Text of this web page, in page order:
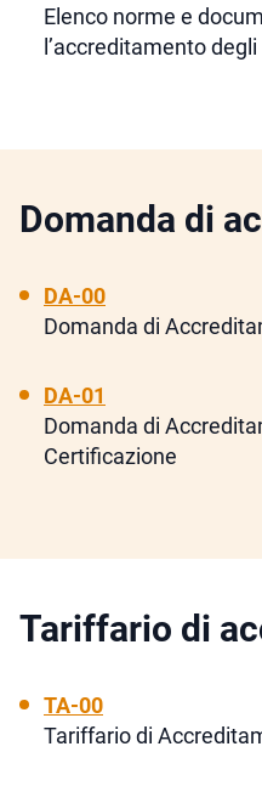
Elenco norme e
l’accreditamento
Domanda di
DA-00
Domanda di
DA-01
Domanda di
Certificazione
Tariffario di
TA-00
Tariffario di